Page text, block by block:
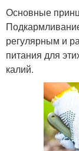
Основные
регулярным и
питания для
калий.